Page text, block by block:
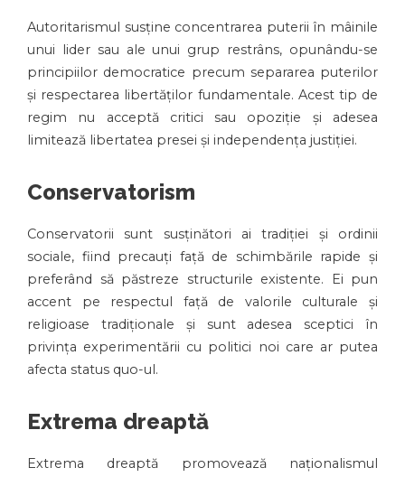
Autoritarismul susține concentrarea puterii în mâinile
unui lider sau ale unui grup restrâns, opunându-se
principiilor democratice precum separarea puterilor
și respectarea libertăților fundamentale. Acest tip de
regim nu acceptă critici sau opoziție și adesea
limitează libertatea presei și independența justiției.
Conservatorism
Conservatorii sunt susținători ai tradiției și ordinii
sociale, fiind precauți față de schimbările rapide și
preferând să păstreze structurile existente. Ei pun
accent pe respectul față de valorile culturale și
religioase tradiționale și sunt adesea sceptici în
privința experimentării cu politici noi care ar putea
afecta status quo-ul.
Extrema dreaptă
Extrema dreaptă promovează naționalismul